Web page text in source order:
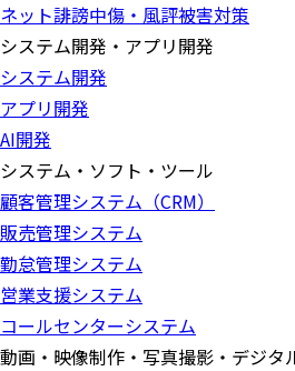
ネット誹謗中傷・風評被害対策
システム開発・アプリ開発
システム開発
アプリ開発
AI開発
システム・ソフト・ツール
顧客管理システム（CRM）
販売管理システム
勤怠管理システム
営業支援システム
コールセンターシステム
動画・映像制作・写真撮影・デジタ